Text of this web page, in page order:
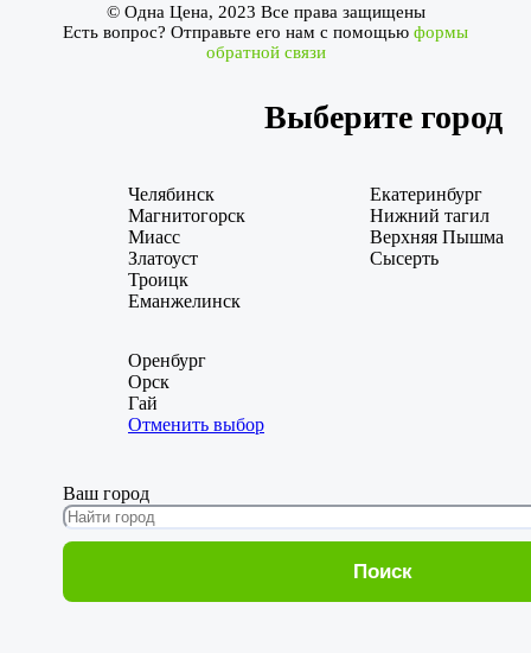
© Одна Цена, 2023 Все права защищены
Есть вопрос? Отправьте его нам с помощью формы
обратной связи
Выберите город
Челябинск
Магнитогорск
Миасс
Златоуст
Троицк
Еманжелинск
Екатеринбург
Нижний тагил
Верхняя Пышма
Сысерть
Оренбург
Орск
Гай
Отменить выбор
Ваш город
Поиск